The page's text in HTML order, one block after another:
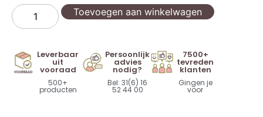
Toevoegen aan winkelwagen
Leverbaar
uit
vooraad
500+
producten
Persoonlijk
advies
nodig?
Bel: 31(6) 16
52 44 00
7500+
tevreden
klanten
Gingen je
voor